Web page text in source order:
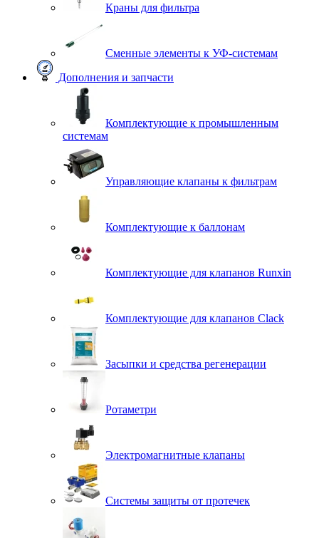
Краны для фильтра
Сменные элементы к УФ-системам
Дополнения и запчасти
Комплектующие к промышленным
системам
Управляющие клапаны к фильтрам
Комплектующие к баллонам
Комплектующие для клапанов Runxin
Комплектующие для клапанов Clack
Засыпки и средства регенерации
Ротаметри
Электромагнитные клапаны
Системы защиты от протечек